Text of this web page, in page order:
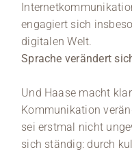
engagiert sich
digitalen Welt.
Sprache verändert
Und Haase macht
Kommunikation
sei erstmal nicht
sich ständig: durch